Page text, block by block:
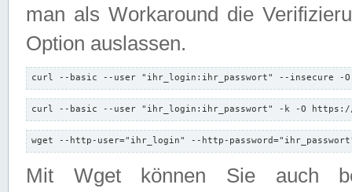
man als Workaround die
Option auslassen.
curl --basic --user "ihr_login:ihr_passwort" --insecure -
curl --basic --user "ihr_login:ihr_passwort" -k -O https://
wget --http-user="ihr_login" --http-
Mit Wget können Sie auch